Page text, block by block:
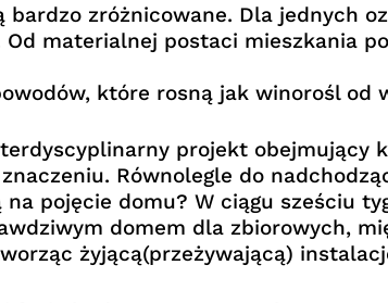
bardzo zróżnicowane. Dla jednych
Od materialnej postaci mieszkania
które rosną jak winorośl
projekt
Równolegle do
na pojęcie domu? W ciągu sześciu
domem dla zbiorowych,
żyjącą(przeżywającą)